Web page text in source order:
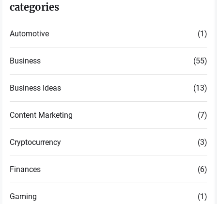
categories
Automotive (1)
Business (55)
Business Ideas (13)
Content Marketing (7)
Cryptocurrency (3)
Finances (6)
Gaming (1)